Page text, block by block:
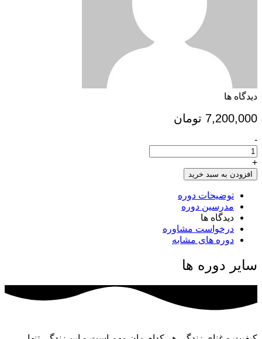
دیدگاه ها
7,200,000 تومان
پرداخت
نقدی
دوره
پیوند
1403010906
تعداد
-
+
افزودن به سبد خرید
توضیحات دوره
مدرسین دوره
دیدگاه ها
درخواست مشاوره
دوره های مشابه
سایر دوره ها